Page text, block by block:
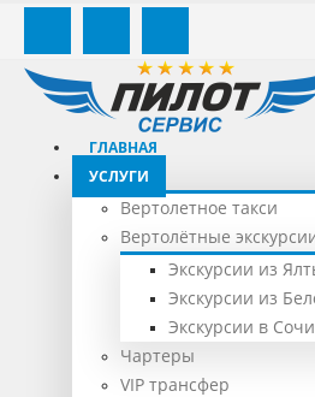
ГЛАВНАЯ
УСЛУГИ
Вертолетное такси
Вертолётные
Экскурсии из
Экскурсии из
Экскурсии в Сочи
Чартеры
VIP трансфер